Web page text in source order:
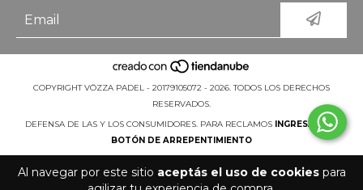
Al navegar por este sitio aceptás el uso de cookiespara
COPYRIGHT VÖZZA PADEL - 20179105072 - 2026. TODOS LOS DERECHOS
RESERVADOS.
DEFENSA DE LAS Y LOS CONSUMIDORES. PARA RECLAMOS INGRESÁ ACÁ.
BOTÓN DE ARREPENTIMIENTO